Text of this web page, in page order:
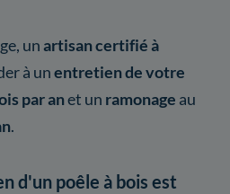
unartisan certifié à
à unentretiende votre
par anet un ramonage au
.
d'un poêle à bois est